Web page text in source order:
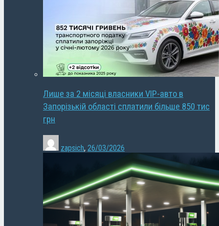
Лише за 2 місяці власники VIP-авто в
Запорізькій області сплатили більше 850 тис
грн
zapsich, 26/03/2026